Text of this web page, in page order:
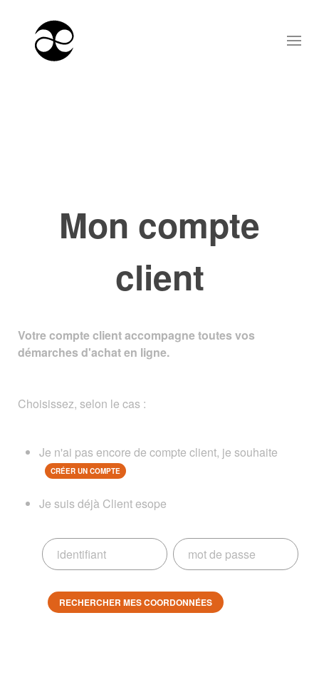
Mon compte
client
Votre compte client accompagne toutes vos
démarches d'achat en ligne.
Choisissez, selon le cas :
Je n'ai pas encore de compte client, je souhaite
CRÉER UN COMPTE
Je suis déjà Client esope
RECHERCHER MES COORDONNÉES